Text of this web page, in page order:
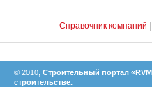
Справочник компаний
© 2010, Строительный портал
строительстве.